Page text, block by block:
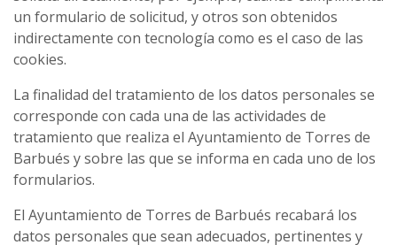
un formulario de solicitud, y otros son obtenidos
indirectamente con tecnología como es el caso de las
cookies.
La finalidad del tratamiento de los datos personales se
corresponde con cada una de las actividades de
tratamiento que realiza el Ayuntamiento de Torres de
Barbués y sobre las que se informa en cada uno de los
formularios.
El Ayuntamiento de Torres de Barbués recabará los
datos personales que sean adecuados, pertinentes y